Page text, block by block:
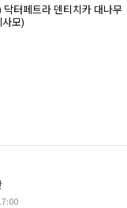
닥터페트라 덴티치카 대나무
모)